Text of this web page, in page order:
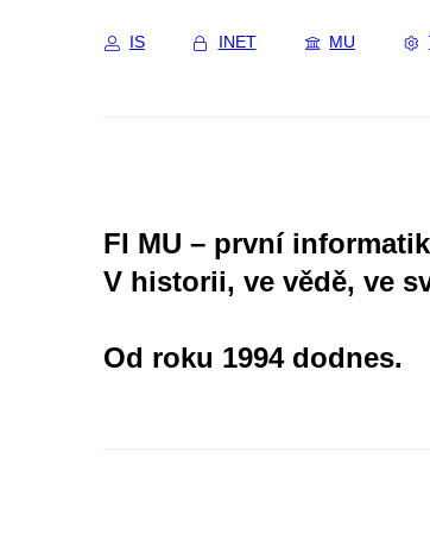
IS INET MU
FI MU – první
V historii, ve vědě, ve
Od roku 1994 dodnes.